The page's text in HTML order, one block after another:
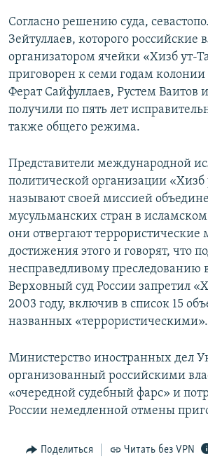
Согласно решению суда,
Зейтуллаев, которого российские
организатором ячейки «Хизб ут-
приговорен к семи годам
Ферат Сайфуллаев, Рустем
получили по пять лет
также общего режима.
Представители международной
политической организации «Хизб
называют своей миссией
мусульманских стран в
они отвергают террористические
достижения этого и говорят, что
несправедливому преследованию
Верховный суд России запретил
2003 году, включив в список 15
названных «террористическими».
Министерство иностранных дел
организованный российскими
«очередной судебный фарс» и
России немедленной отмены
Поделиться Читать без VPN